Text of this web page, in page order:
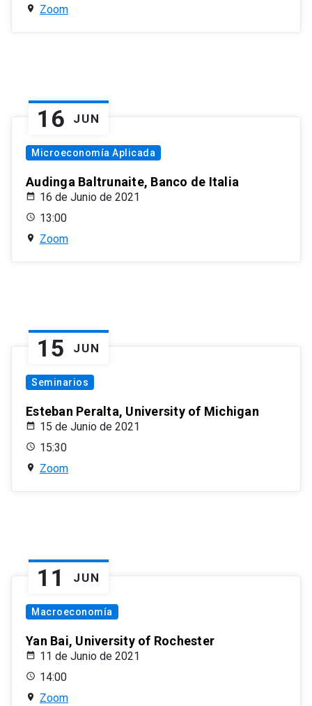
Zoom
16 JUN
Microeconomía Aplicada
Audinga Baltrunaite, Banco de Italia
16 de Junio de 2021
13:00
Zoom
15 JUN
Seminarios
Esteban Peralta, University of Michigan
15 de Junio de 2021
15:30
Zoom
11 JUN
Macroeconomía
Yan Bai, University of Rochester
11 de Junio de 2021
14:00
Zoom